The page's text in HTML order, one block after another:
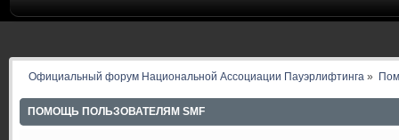
Официальный форум Национальной Ассоциации Пауэрлифтинга »
ПОМОЩЬ ПОЛЬЗОВАТЕЛЯМ SMF